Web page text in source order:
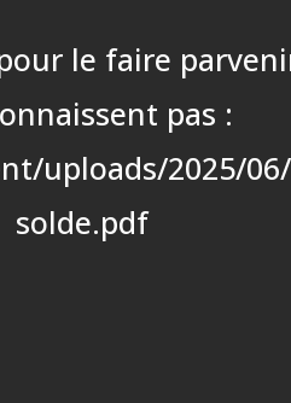
le faire
pas :
uploads/2025/
solde.pdf